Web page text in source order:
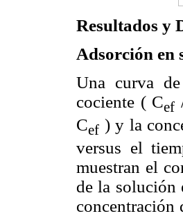
Resultados y
Adsorción en
Una curva
cociente ( Cef
Cef ) y la
versus el
muestran el
de la solución
concentración